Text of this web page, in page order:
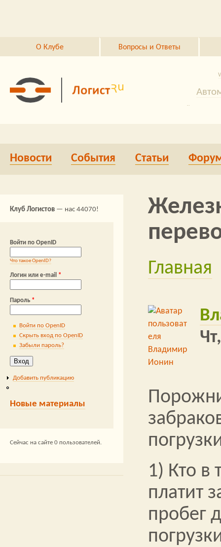
О Клубе Вопросы и Ответы
News for the
обучение Байки
грузоперевозок
Новости События Статьи
Вы здесь
Главная
1) Кто в
платит
пробег
Клуб Логистов — нас 44070!
Войти по OpenID
Что такое OpenID?
Логин или e-mail *
Пароль *
Войти по OpenID
Скрыть вход по OpenID
Забыли пароль?
Добавить публикацию
Новые материалы
Сейчас на сайте 0 пользователей.